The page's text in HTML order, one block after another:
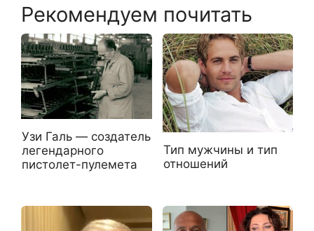
Рекомендуем почитать
Узи Галь — создатель
легендарного
пистолет-пулемета
Тип мужчины и тип
отношений